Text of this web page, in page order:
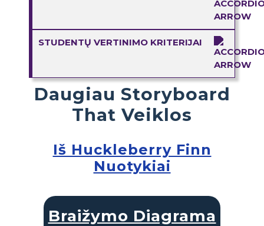
STUDENTŲ VERTINIMO KRITERIJAI
Daugiau Storyboard
That Veiklos
Iš Huckleberry Finn
Nuotykiai
Braižymo Diagrama